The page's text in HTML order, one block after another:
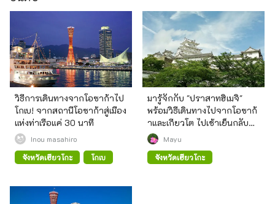
วิธีการเดินทางจากโอซาก้าไป
โกเบ! จากสถานีโอซาก้าสู่เมือง
แห่งท่าเรือแค่ 30 นาที
Inou masahiro
จังหวัดเฮียวโกะ
โกเบ
มารู้จักกับ "ปราสาทฮิเมจิ"
พร้อมวิธีเดินทางไปจากโอซาก้
าและเกียวโต ไปเช้าเย็นกลับก็
ยังได้Mayu
จังหวัดเฮียวโกะ